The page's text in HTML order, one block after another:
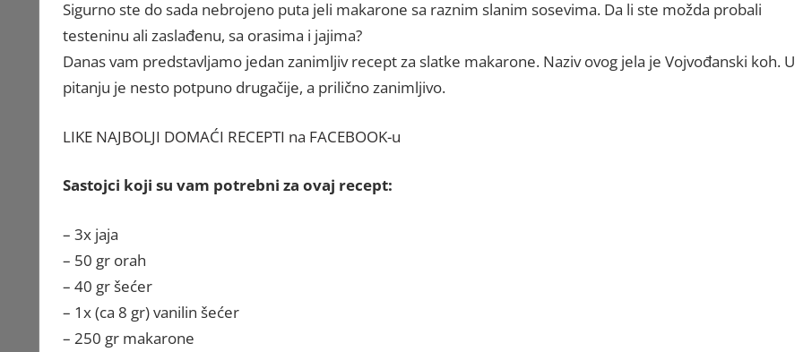
Sigurno ste do sada nebrojeno puta jeli makarone sa raznim slanim sosevima. Da li ste možda probali
testeninu ali zaslađenu, sa orasima i jajima?
Danas vam predstavljamo jedan zanimljiv recept za slatke makarone. Naziv ovog jela je Vojvođanski koh. U
pitanju je nesto potpuno drugačije, a prilično zanimljivo.
LIKE NAJBOLJI DOMAĆI RECEPTI na FACEBOOK-u
Sastojci koji su vam potrebni za ovaj recept:
– 3x jaja
– 50 gr orah
– 40 gr šećer
– 1x (ca 8 gr) vanilin šećer
– 250 gr makarone